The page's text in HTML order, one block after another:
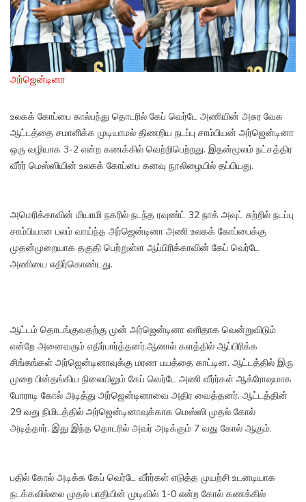
அர்ஜென்டினா
உலகக் கோப்பை கால்பந்து தொடரில் கேப் வெர்டே அணியின் அசுர வேக
ஆட்டத்தை சமாளிக்க முடியாமல் திணறிய நடப்பு சாம்பியன் அர்ஜென்டினா
ஒரு வழியாக 3-2 என்ற கணக்கில் வெற்றிபெற்றது. இதன்மூலம் நட்சத்திர
வீர்ர் மெஸ்ஸியின் உலகக் கோப்பை கனவு நூலிழையில் தப்பியது.
அமெரிக்காவின் மியாமி நகரில் நடந்த ரவுண்ட் 32 நாக் அவுட் சுற்றில் நடப்பு
சாம்பியான பலம் வாய்ந்த அர்ஜென்டினா அணி உலகக் கோப்பைக்கு
முதன்முறையாக தகுதி பெற்றுள்ள ஆப்பிரிக்காவின் கேப் வெர்டே
அணியை எதிர்கொண்டது.
ஆட்டம் தொடங்குவதற்கு முன் அர்ஜென்டினா எளிதாக வென்றுவிடும்
என்றே அனைவரும் எதிர்பார்த்தனர்.ஆனால் களத்தில் ஆப்பிரிக்க
சிங்கங்கள் அர்ஜென்டினாவுக்கு மரண பயத்தை காட்டின. ஆட்டத்தில் இரு
முறை பின்தங்கிய நிலையிலும் கேப் வெர்டே அணி வீர்ர்கள் ஆக்ரோஷமாக
போராடி கோல் அடித்து அர்ஜென்டினாவை அதிர வைத்தனர். ஆட்டத்தின்
29 வது நிமிடத்தில் அர்ஜென்டினாவுக்காக மெஸ்ஸி முதல் கோல்
அடித்தார். இது இந்த தொடரில் அவர் அடிக்கும் 7 வது கோல் ஆகும்.
பதில் கோல் அடிக்க கேப் வெர்டே வீர்ர்கள் எடுத்த முயற்சி உடனடியாக
நடக்கவில்லை முதல் பாதியின் முடிவில் 1-0 என்ற கோல் கணக்கில்